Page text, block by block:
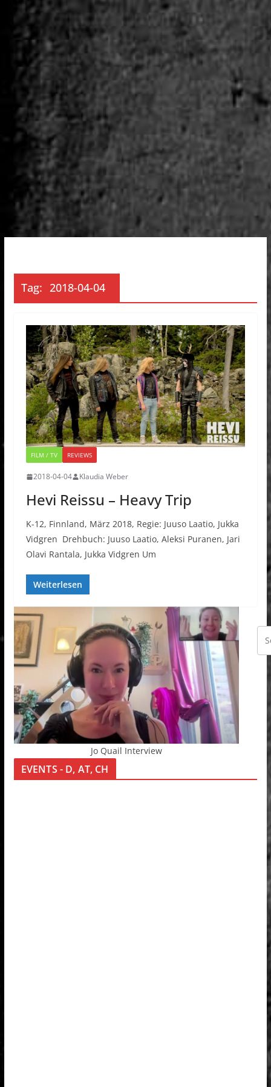
Tag: 2018-04-04
FILM / TV REVIEWS
2018-04-04 Klaudia Weber
Hevi Reissu – Heavy Trip
K-12, Finnland, März 2018, Regie: Juuso Laatio, Jukka
Vidgren Drehbuch: Juuso Laatio, Aleksi Puranen, Jari
Olavi Rantala, Jukka Vidgren Um
Weiterlesen
Jo Quail Interview
EVENTS - D, AT, CH